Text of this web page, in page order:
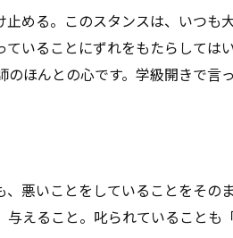
める。このスタンスは、いつも
いることにずれをもたらしては
ほんとの心です。学級開きで言
悪いことをしていることをその
えること。叱られていることも